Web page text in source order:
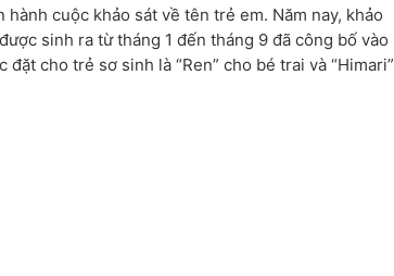
cuộc khảo sát về tên trẻ em. Năm nay, khảo
sinh ra từ tháng 1 đến tháng 9 đã công bố vào
cho trẻ sơ sinh là “Ren” cho bé trai và “Himari”